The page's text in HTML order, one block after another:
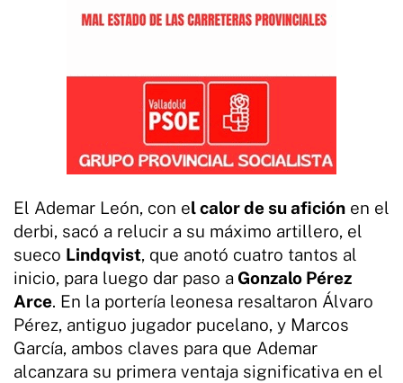
El Ademar León, con el calor de su afición en el
derbi, sacó a relucir a su máximo artillero, el
sueco Lindqvist, que anotó cuatro tantos al
inicio, para luego dar paso a Gonzalo Pérez
Arce. En la portería leonesa resaltaron Álvaro
Pérez, antiguo jugador pucelano, y Marcos
García, ambos claves para que Ademar
alcanzara su primera ventaja significativa en el